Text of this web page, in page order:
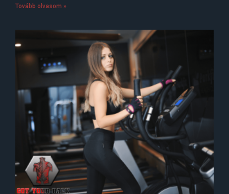
Tovább olvasom »